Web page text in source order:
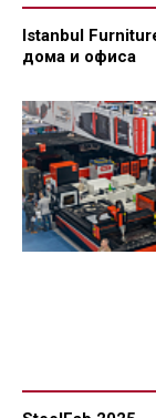
Istanbul
дома и офиса